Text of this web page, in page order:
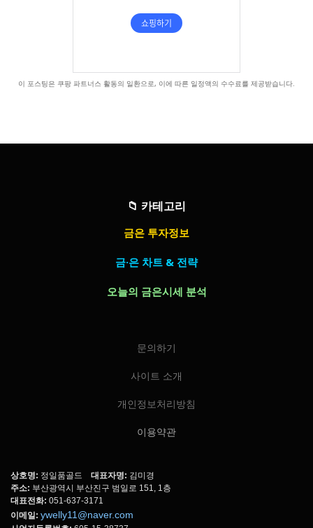
이 포스팅은 쿠팡 파트너스 활동의 일환으로, 이에 따른 일정액의 수수료를 제공받습니다.
📁 카테고리
금은 투자정보
금·은 차트 & 전략
오늘의 금은시세 분석
문의하기
사이트 소개
개인정보처리방침
이용약관
상호명: 정일품골드 대표자명: 김미경
주소: 부산광역시 부산진구 범일로 151, 1층
대표전화: 051-637-3171
이메일: ywelly11@naver.com